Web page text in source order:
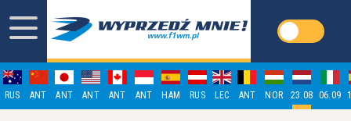
RUS ANT ANT ANT ANT ANT HAM RUS LEC ANT NOR 23.08 06.09